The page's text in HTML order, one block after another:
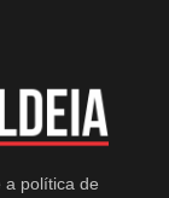
a política de